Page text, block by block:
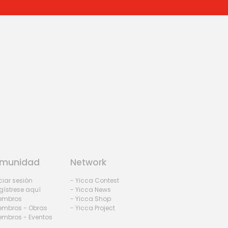
sesión
aquí
- Obras
- Eventos
Network
- Yicca Contest
- Yicca News
- Yicca Shop
- Yicca Project